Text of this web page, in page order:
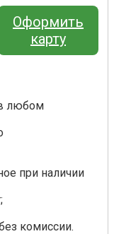
Оформить
карту
любом
при наличии
комиссии.